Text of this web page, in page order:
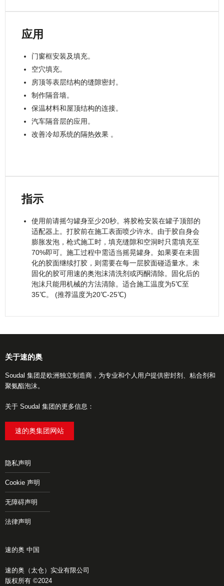
应用
门窗框安装及填充。
空穴填充。
房顶等表层结构的缝隙密封。
制作隔音墙。
保温材料和屋顶结构的连接。
汽车隔音层的应用。
改善冷却系统的隔热效果 。
指示
使用前请摇匀罐身至少20秒。将胶枪安装在罐子顶部的
适配器上。打胶前在施工表面喷少许水。由于胶自身会
膨胀发泡，枪式施工时，填充缝隙和空洞时只需填充至
70%即可。施工过程中需适当摇晃罐身。如果要在未固
化的胶面继续打胶，则需要在每一层胶面碰适量水。未
固化的胶可用速的奥泡沫清洗剂或丙酮清除。固化后的
泡沫只能用机械的方法清除。适合施工温度为5℃至
35℃。 (推荐温度为20℃-25℃)
关于速的奥
Soudal 集团是欧洲独立制造商，为专业和个人用户提供密封剂、粘合剂和
聚氨酯泡沫。
关于 Soudal 集团的更多信息：
速的奥集团网站
隐私声明
Cookie 声明
无障碍声明
法律声明
速的奥 中国
速的奥（太仓）实业有限公司
版权所有 ©2024